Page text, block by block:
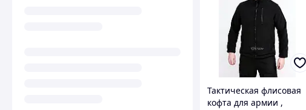
Тактическая флисовая
кофта для армии ,